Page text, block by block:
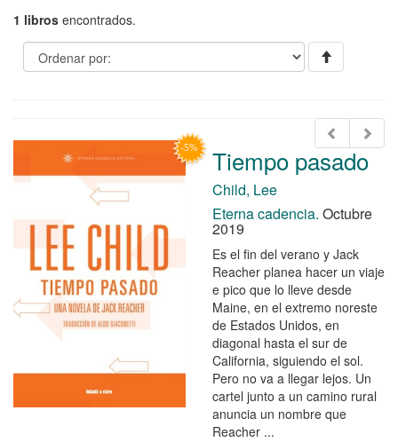
1 libros encontrados.
Tiempo pasado
Child, Lee
Eterna cadencia. Octubre
2019
Es el fin del verano y Jack
Reacher planea hacer un viaje
e pico que lo lleve desde
Maine, en el extremo noreste
de Estados Unidos, en
diagonal hasta el sur de
California, siguiendo el sol.
Pero no va a llegar lejos. Un
cartel junto a un camino rural
anuncia un nombre que
Reacher ...